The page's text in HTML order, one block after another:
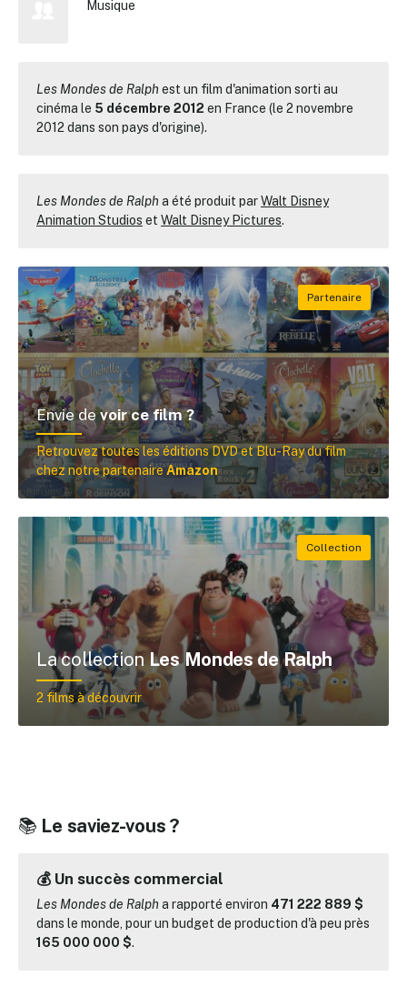
Musique
Les Mondes de Ralph est un film d'animation sorti au
cinéma le 5 décembre 2012 en France (le 2 novembre
2012 dans son pays d'origine).
Les Mondes de Ralph a été produit parWalt Disney
Animation Studios et Walt Disney Pictures.
Envie devoir ce film ?
Retrouvez toutes les éditions DVD et Blu-Ray du film
chez notre partenaireAmazon
La collectionLes Mondes de Ralph
2 films à découvrir
📚 Le saviez-vous ?
💰 Un succès commercial
Les Mondes de Ralph a rapporté environ 471 222 889 $
dans le monde, pour un budget de production d'à peu près
165 000 000 $.